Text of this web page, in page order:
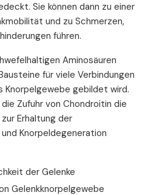
Sie können dann zu einer
und zu Schmerzen,
führen.
Aminosäuren
​​für viele Verbindungen
Knorpelgewebe gebildet wird.
Zufuhr von Chondroitin die
Erhaltung der
Knorpeldegeneration
der Gelenke
Gelenkknorpelgewebe